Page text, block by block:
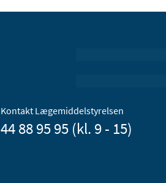
Kontakt Lægemiddelstyrelsen
44 88 95 95 (kl. 9 - 15)